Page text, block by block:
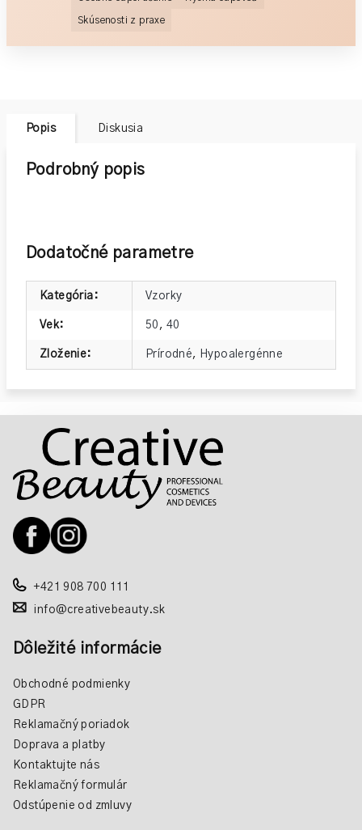
Skúsenosti z praxe
Popis Diskusia
Podrobný popis
Dodatočné parametre
Kategória : Vzorky
Vek: 50 , 40
Zloženie: Prírodné, Hypoalergénne
+421 908 700 111
info@creativebeauty.sk
Dôležité informácie
Obchodné podmienky
GDPR
Reklamačný poriadok
Doprava a platby
Kontaktujte nás
Reklamačný formulár
Odstúpenie od zmluvy